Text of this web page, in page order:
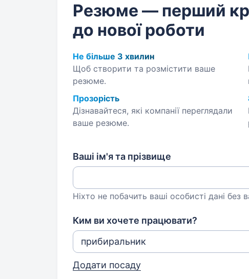
Резюме — перший
до нової роботи
Не більше 3 хвилин
Щоб створити та розмістити ваше
резюме.
Прозорість
Дізнавайтеся, які компанії переглядали
ваше резюме.
Ваші ім'я та прізвище
Ніхто не побачить ваші особисті дані без
Ким ви хочете працювати?
Додати посаду